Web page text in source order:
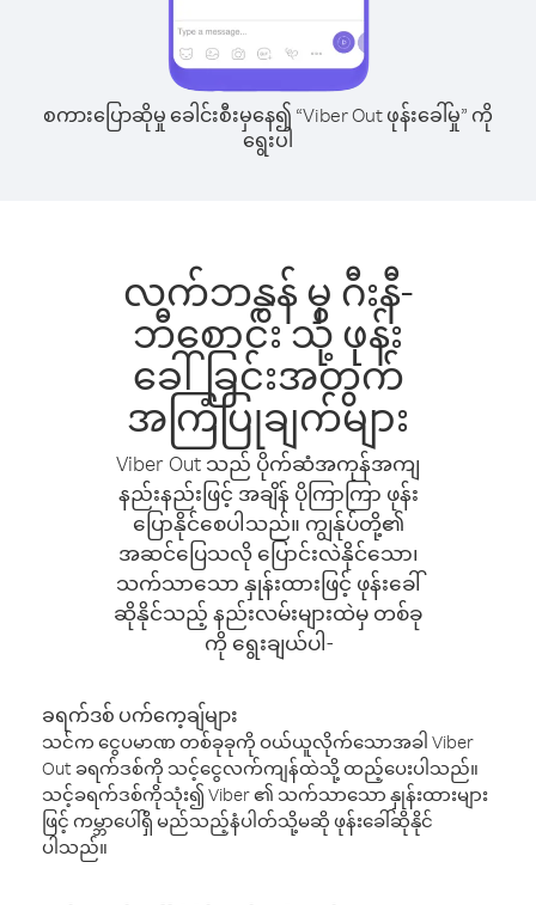
စကားပြောဆိုမှု ခေါင်းစီးမှနေ၍ “Viber Out ဖုန်းခေါ်မှု” ကို
ရွေးပါ
လက်ဘနွန် မှ ဂီးနီ-
ဘီစောင်း သို့ ဖုန်း
ခေါ်ခြင်းအတွက်
အကြံပြုချက်များ
Viber Out သည် ပိုက်ဆံအကုန်အကျ
နည်းနည်းဖြင့် အချိန် ပိုကြာကြာ ဖုန်း
ပြောနိုင်စေပါသည်။ ကျွန်ုပ်တို့၏
အဆင်ပြေသလို ပြောင်းလဲနိုင်သော၊
သက်သာသော နှုန်းထားဖြင့် ဖုန်းခေါ်
ဆိုနိုင်သည့် နည်းလမ်းများထဲမှ တစ်ခု
ကို ရွေးချယ်ပါ-
ခရက်ဒစ် ပက်ကေ့ချ်များ
သင်က ငွေပမာဏ တစ်ခုခုကို ဝယ်ယူလိုက်သောအခါ Viber
Out ခရက်ဒစ်ကို သင့်ငွေလက်ကျန်ထဲသို့ ထည့်ပေးပါသည်။
သင့်ခရက်ဒစ်ကိုသုံး၍ Viber ၏ သက်သာသော နှုန်းထားများ
ဖြင့် ကမ္ဘာပေါ်ရှိ မည်သည့်နံပါတ်သို့မဆို ဖုန်းခေါ်ဆိုနိုင်
ပါသည်။